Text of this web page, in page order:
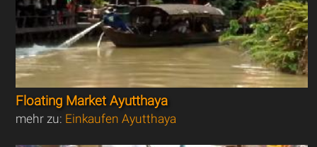
Floating Market Ayutthaya
mehr zu: Einkaufen Ayutthaya